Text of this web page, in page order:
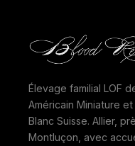
Élevage familial LOF
Américain Miniature
Blanc Suisse. Allier,
Montluçon, avec